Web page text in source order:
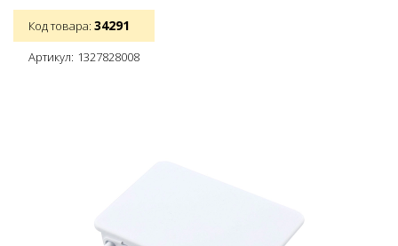
Код товара: 34291
Артикул: 1327828008